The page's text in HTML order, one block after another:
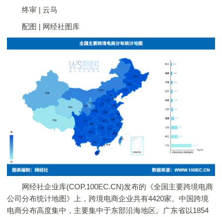
终审 | 云马
配图 | 网经社图库
网经社企业库(COP.100EC.CN)发布的《全国主要跨境电商
公司分布统计地图》上，跨境电商企业共有4420家。中国跨境
电商分布高度集中，主要集中于东部沿海地区。广东省以1854